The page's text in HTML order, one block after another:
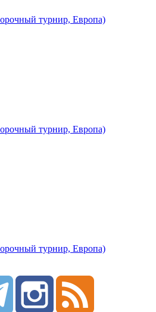
турнир, Европа)
турнир, Европа)
турнир, Европа)